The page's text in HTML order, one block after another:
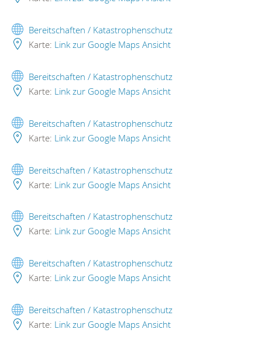
Bereitschaften / Katastrophenschutz
Karte: Link zur Google Maps Ansicht
Bereitschaften / Katastrophenschutz
Karte: Link zur Google Maps Ansicht
Bereitschaften / Katastrophenschutz
Karte: Link zur Google Maps Ansicht
Bereitschaften / Katastrophenschutz
Karte: Link zur Google Maps Ansicht
Bereitschaften / Katastrophenschutz
Karte: Link zur Google Maps Ansicht
Bereitschaften / Katastrophenschutz
Karte: Link zur Google Maps Ansicht
Bereitschaften / Katastrophenschutz
Karte: Link zur Google Maps Ansicht